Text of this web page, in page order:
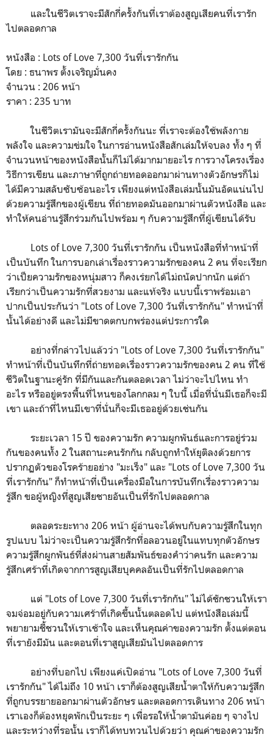
และในชีวิตเราจะมีสักกี่ครั้งกันที่เราต้องสูญเสียคนที่เรารัก
ไปตลอดกาล
หนังสือ : Lots of Love 7,300 วันที่เรารักกัน
โดย : ธนาพร ตั้งเจริญมั่นคง
จำนวน : 206 หน้า
ราคา : 235 บาท
ในชีวิตเรามันจะมีสักกี่ครั้งกันนะ ที่เราจะต้องใช้พลังกาย
พลังใจ และความข่มใจ ในการอ่านหนังสือสักเล่มให้จบลง ทั้ง ๆ ที่
จำนวนหน้าของหนังสือนั้นก็ไม่ได้มากมายอะไร การวางโครงเรื่อง
วิธีการเขียน และภาษาที่ถูกถ่ายทอดออกมาผ่านทางตัวอักษรก็ไม่
ได้มีความสลับซับซ้อนอะไร เพียงแต่หนังสือเล่มนั้นมันอัดแน่นไป
ด้วยความรู้สึกของผู้เขียน ที่ถ่ายทอดมันออกมาผ่านตัวหนังสือ และ
ทำให้คนอ่านรู้สึกร่วมกันไปพร้อม ๆ กับความรู้สึกที่ผู้เขียนได้รับ
Lots of Love 7,300 วันที่เรารักกัน เป็นหนังสือที่ทำหน้าที่
เป็นบันทึก ในการบอกเล่าเรื่องราวความรักของคน 2 คน ที่จะเรียก
ว่าเป็ยความรักของหนุ่มสาว ก็คงเร่ยกได้ไม่ถนัดปากนัก แต่ถ้า
เรียกว่าเป็นความรักที่สวยงาม และแท้จริง แบบนี้เราพร้อมเอา
ปากเป็นประกันว่า "Lots of Love 7,300 วันที่เรารักกัน" ทำหน้าที่
นั้นได้อย่างดี และไม่มีขาดตกบกพร่องแต่ประการใด
อย่างที่กล่าวไปแล้วว่า "Lots of Love 7,300 วันที่เรารักกัน"
ทำหน้าที่เป็นบันทึกที่ถ่ายทอดเรื่องราวความรักของคน 2 คน ที่ใช้
ชีวิตในฐานะคู่รัก ที่มีกันและกันตลอดเวลา ไม่ว่าจะไปไหน ทำ
อะไร หรืออยู่ตรงพื้นที่ไหนของโลกกลม ๆ ใบนี้ เมื่อที่นั่นมีเธอก็จะมี
เขา และถ้าที่ไหนมีเขาที่นั่นก็จะมีเธออยู่ด้วยเช่นกัน
ระยะเวลา 15 ปี ของความรัก ความผูกพันธ์และการอยู่ร่วม
กันของคนทั้ง 2 ในสถานะคนรักกัน กลับถูกทำให้ยุติลงด้วยการ
ปรากฏตัวของโรคร้ายอย่าง "มะเร็ง" และ "Lots of Love 7,300 วัน
ที่เรารักกัน" ก็ทำหน้าที่เป็นเครื่องมือในการบันทึกเรื่องราวความ
รู้สึก ขอผู้หญิงที่สูญเสียชายอันเป็นที่รักไปตลอดกาล
ตลอดระยะทาง 206 หน้า ผู้อ่านจะได้พบกับความรู้สึกในทุก
รูปแบบ ไม่ว่าจะเป็นความรู้สึกรักที่อลอวนอยู่ในแทบทุกตัวอักษร
ความรู้สึกผูกพันธ์ที่ส่งผ่านสายสัมพันธ์ของคำว่าคนรัก และความ
รู้สึกเศร้าที่เกิดจากการสูญเสียบุคคลอันเป็นที่รักไปตลอดกาล
แต่ "Lots of Love 7,300 วันที่เรารักกัน" ไม่ได้ชักชวนให้เรา
จมจ่อมอยู่กับความเศร้าที่เกิดขึ้นนั้นตลอดไป แต่หนังสือเล่มนี้
พยายามชี้ชวนให้เราเช้าใจ และเห็นคุณค่าของความรัก ตั้งแต่ตอน
ที่เรายังมีมัน และตอนที่เราสูญเสียมันไปตลอดการ
อย่างที่บอกไป เพียงแค่เปิดอ่าน "Lots of Love 7,300 วันที่
เรารักกัน" ได้ไม่ถึง 10 หน้า เราก็ต้องสูญเสียน้ำตาให้กับความรู้สึก
ที่ถูกบรรยายออกมาผ่านตัวอักษร และตลอดการเดินทาง 206 หน้า
เราเองก็ต้องหยุดพักเป็นระยะ ๆ เพื่อรอให้น้ำตามันค่อย ๆ จางไป
และระหว่างที่รอนั้น เราก็ได้ทบทวนไปด้วยว่า คุณค่าของความรัก